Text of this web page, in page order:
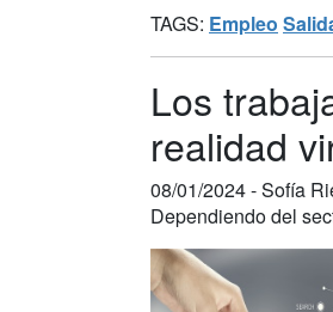
TAGS: Empleo
Los
realidad
08/01/2024 -Sofía
Dependiendo del